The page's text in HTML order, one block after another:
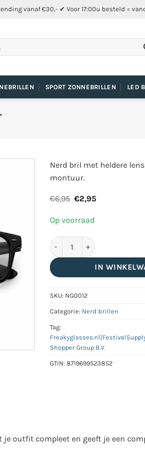
vanaf €30,- ✔ Voor 17:00u besteld =
SPORT ZONNEBRILLEN LED
Nerd bril met heldere
montuur.
€6,95 Oorspronkelijke
€6,95.
€2,95Huidige
Op voorraad
Nerdbril zonder sterkte |
IN
SKU: NG0012
Categorie: Nerd brillen
Tag:
Shopper Group B.V.
GTIN: 8719699523852
outfit compleet en geeft je een